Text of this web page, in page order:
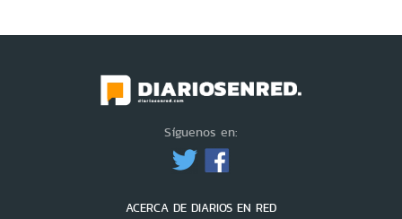
Síguenos en:
ACERCA DE DIARIOS EN RED